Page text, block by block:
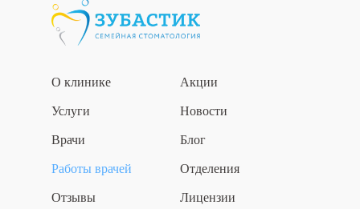
О клинике Акции
Услуги Новости
Врачи Блог
Работы врачей Отделения
Отзывы Лицензии